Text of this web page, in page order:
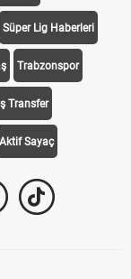
Yarışı
Süper Lig Haberleri
Trabzonspor
Transfer
Aktif Sayaç